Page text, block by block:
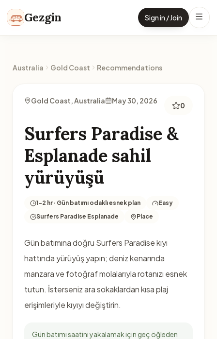
Gezgin Sign in / Join
Australia Gold Coast Recommendations
Gold Coast, Australia May 30, 2026
0
Surfers Paradise &
Esplanade sahil
yürüyüşü
1-2 hr · Gün batımı odaklı esnek plan
Easy
Surfers Paradise Esplanade
Place
Gün batımına doğru Surfers Paradise kıyı
hattında yürüyüş yapın; deniz kenarında
manzara ve fotoğraf molalarıyla rotanızı esnek
tutun. İsterseniz ara sokaklardan kısa plaj
erişimleriyle kıyıyı değiştirin.
Gün batımı saatini yakalamak için geç öğleden